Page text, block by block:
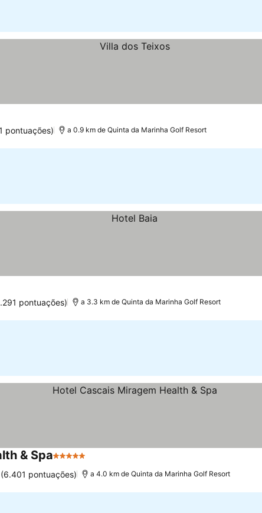
pontuações) a 0.9 km de Quinta da Marinha Golf Resort
pontuações) a 3.3 km de Quinta da Marinha Golf Resort
& Spa5 Estrelas
(6.401 pontuações) a 4.0 km de Quinta da Marinha Golf Resort